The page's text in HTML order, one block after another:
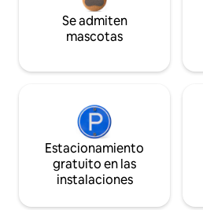
Se admiten
mascotas
Estacionamiento
gratuito en las
instalaciones